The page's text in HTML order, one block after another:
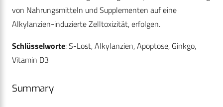
von Nahrungsmitteln und Supplementen auf eine
Alkylanzien-induzierte Zelltoxizität, erfolgen.
Schlüsselworte: S-Lost, Alkylanzien, Apoptose, Ginkgo,
Vitamin D3
Summary